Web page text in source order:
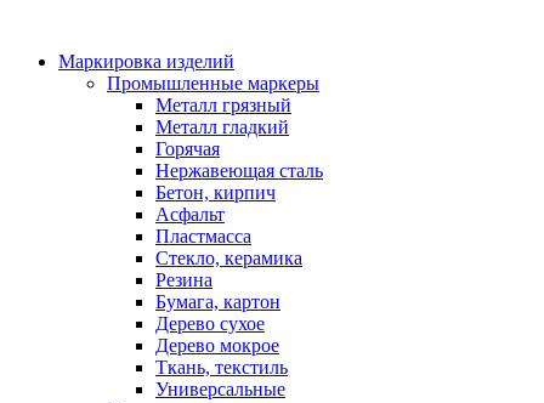
Маркировка изделий
Промышленные маркеры
Металл грязный
Металл гладкий
Горячая
Нержавеющая сталь
Бетон, кирпич
Асфальт
Пластмасса
Стекло, керамика
Резина
Бумага, картон
Дерево сухое
Дерево мокрое
Ткань, текстиль
Универсальные